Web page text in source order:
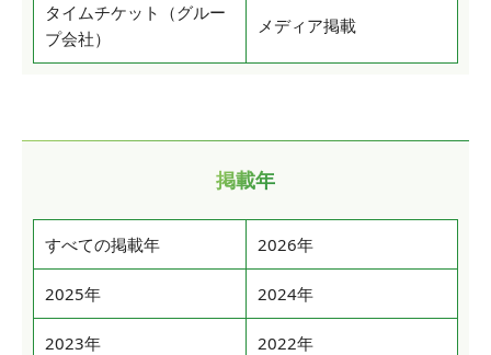
タイムチケット（グルー
プ会社）
メディア掲載
掲載年
すべての掲載年 2026年
2025年 2024年
2023年 2022年